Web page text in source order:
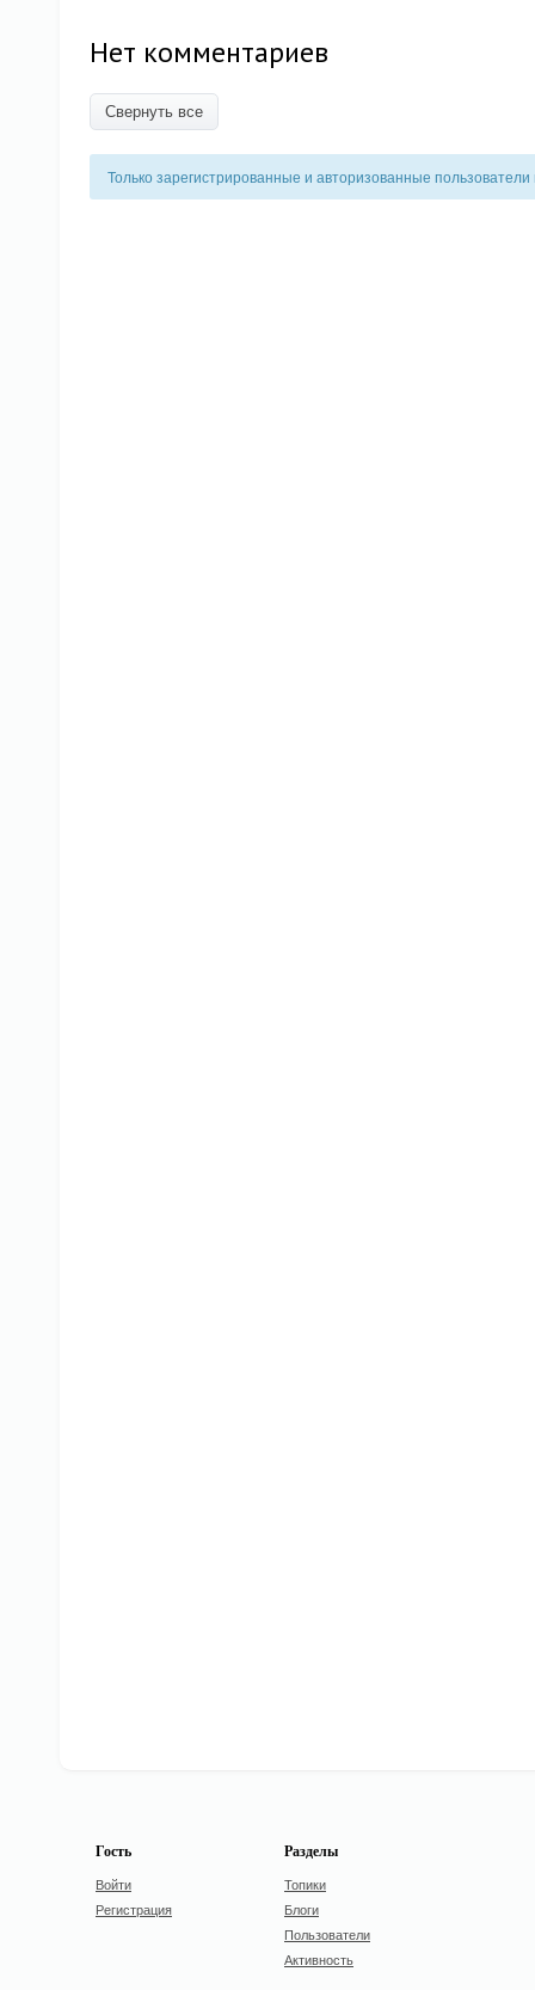
Нет комментариев
Свернуть все
Только зарегистрированные и авторизованные
Гость
Войти
Регистрация
Разделы
Топики
Блоги
Пользователи
Активность